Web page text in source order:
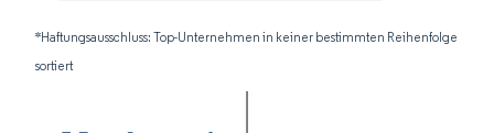
*Haftungsausschluss: Top-Unternehmen in keiner bestimmten Reihenfolge
sortiert